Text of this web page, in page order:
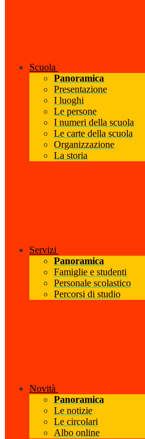
Scuola
Panoramica
Presentazione
I luoghi
Le persone
I numeri della scuola
Le carte della scuola
Organizzazione
La storia
Servizi
Panoramica
Famiglie e studenti
Personale scolastico
Percorsi di studio
Novità
Panoramica
Le notizie
Le circolari
Albo online